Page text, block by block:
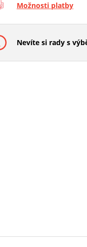
Možnosti platby
Nevíte si rady s